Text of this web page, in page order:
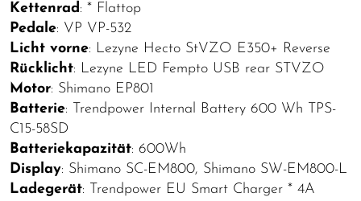
Kettenrad: * Flattop
Pedale: VP VP-532
Licht vorne: Lezyne Hecto StVZO E350+ Reverse
Rücklicht: Lezyne LED Fempto USB rear STVZO
Motor: Shimano EP801
Batterie: Trendpower Internal Battery 600 Wh TPS-
C15-58SD
Batteriekapazität: 600Wh
Display: Shimano SC-EM800, Shimano SW-EM800-L
Ladegerät: Trendpower EU Smart Charger * 4A